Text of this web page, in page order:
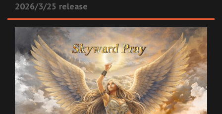
2026/3/25 release